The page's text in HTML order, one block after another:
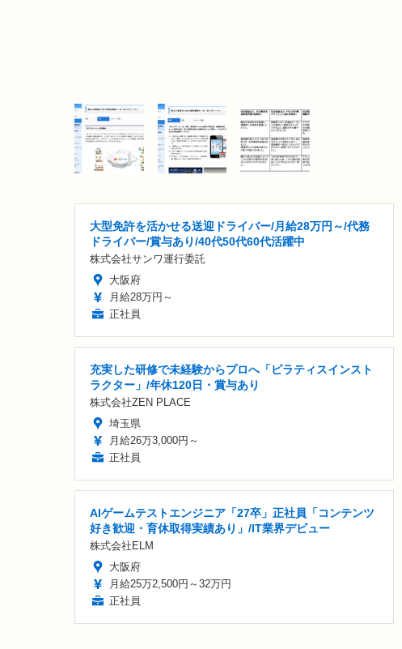
大型免許を活かせる送迎ドライバー/月給28万円～/代務
ドライバー/賞与あり/40代50代60代活躍中
株式会社サンワ運行委託
大阪府
月給28万円～
正社員
充実した研修で未経験からプロへ「ピラティスインスト
ラクター」/年休120日・賞与あり
株式会社ZEN PLACE
埼玉県
月給26万3,000円～
正社員
AIゲームテストエンジニア「27卒」正社員「コンテンツ
好き歓迎・育休取得実績あり」/IT業界デビュー
株式会社ELM
大阪府
月給25万2,500円～32万円
正社員